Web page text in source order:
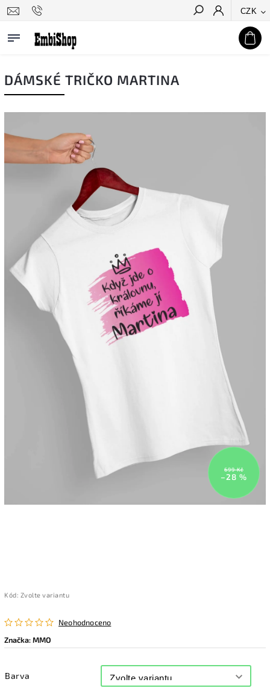
CZK
Hledat
DÁMSKÉ TRIČKO MARTINA
699 Kč
–28 %
Kód: Zvolte variantu
Neohodnoceno
Značka:MMO
Barva